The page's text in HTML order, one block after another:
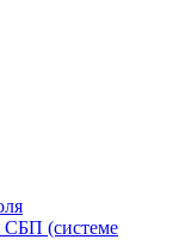
СБП (системе